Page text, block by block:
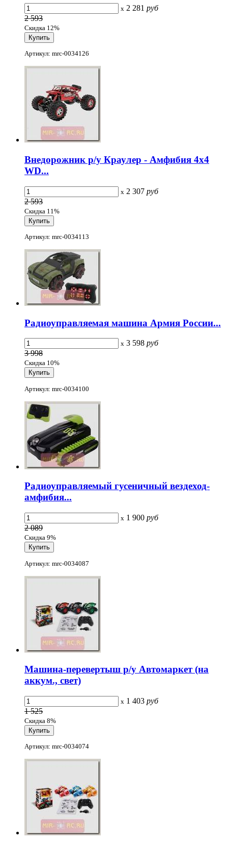
x 2 281 руб
2 593
Скидка 12%
Артикул: mrc-0034126
Внедорожник р/у Краулер - Амфибия 4х4
WD...
x 2 307 руб
2 593
Скидка 11%
Артикул: mrc-0034113
Радиоуправляемая машина Армия России...
x 3 598 руб
3 998
Скидка 10%
Артикул: mrc-0034100
Радиоуправляемый гусеничный вездеход-
амфибия...
x 1 900 руб
2 089
Скидка 9%
Артикул: mrc-0034087
Машина-перевертыш р/у Автомаркет (на
аккум., свет)
x 1 403 руб
1 525
Скидка 8%
Артикул: mrc-0034074